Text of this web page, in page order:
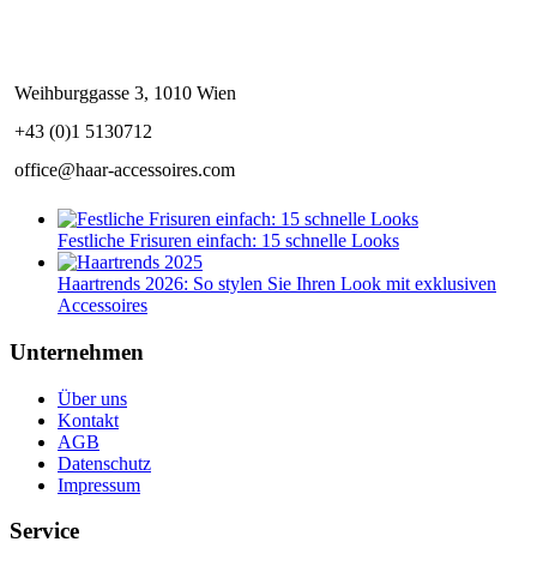
Weihburggasse 3, 1010 Wien
+43 (0)1 5130712
office@haar-accessoires.com
Festliche Frisuren einfach: 15 schnelle Looks
Haartrends 2026: So stylen Sie Ihren Look mit exklusiven
Accessoires
Unternehmen
Über uns
Kontakt
AGB
Datenschutz
Impressum
Service